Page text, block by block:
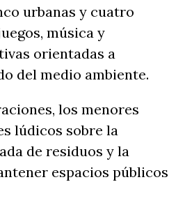
urbanas y cuatro
música y
orientadas a
del medio ambiente.
los menores
lúdicos sobre la
de residuos y la
espacios públicos